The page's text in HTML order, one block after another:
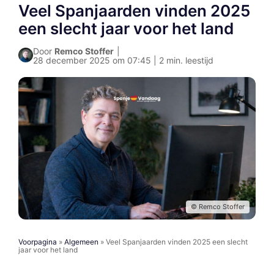
Veel Spanjaarden vinden 2025
een slecht jaar voor het land
Door Remco Stoffer
28 december 2025 om 07:45 | 2 min. leestijd
© Remco Stoffer
Voorpagina » Algemeen » Veel Spanjaarden vinden 2025 een slecht
jaar voor het land